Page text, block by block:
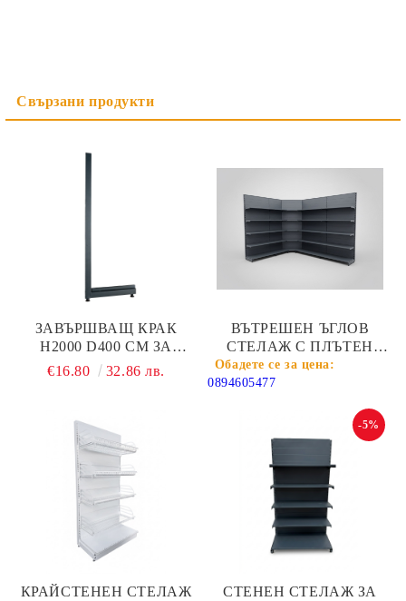
ЗАВЪРШВАЩ КРАК
H2000 D400 СМ ЗА
КРАЙСТЕНЕН СТЕЛАЖ
€16.80 32.86 лв.
ВЪТРЕШЕН ЪГЛОВ
СТЕЛАЖ С ПЛЪТЕН
ГРЪБ Н2000 ММ
0894605477
КРАЙСТЕНЕН СТЕЛАЖ
СТЕНЕН СТЕЛАЖ ЗА
-5%